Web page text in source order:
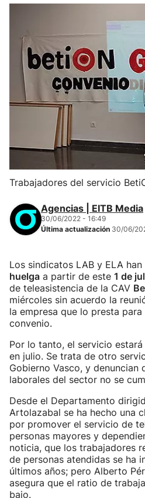
Trabajadores del servicio
Agencias | EITB Media
30/06/2022 - 16:49
Última actualización 30/06/
Los sindicatos LAB y ELA
huelga a partir de este 1 de
de teleasistencia de la CAV
miércoles sin acuerdo la
la empresa que lo presta
convenio.
Por lo tanto, el servicio estará
en julio. Se trata de otro
Gobierno Vasco, y denuncian
laborales del sector no se
Desde el Departamento
Artolazabal se ha hecho una
por promover el servicio de
personas mayores y
noticia, que los trabajadores
de personas atendidas se ha
últimos años; pero Alberto
asegura que el ratio de
bajo.